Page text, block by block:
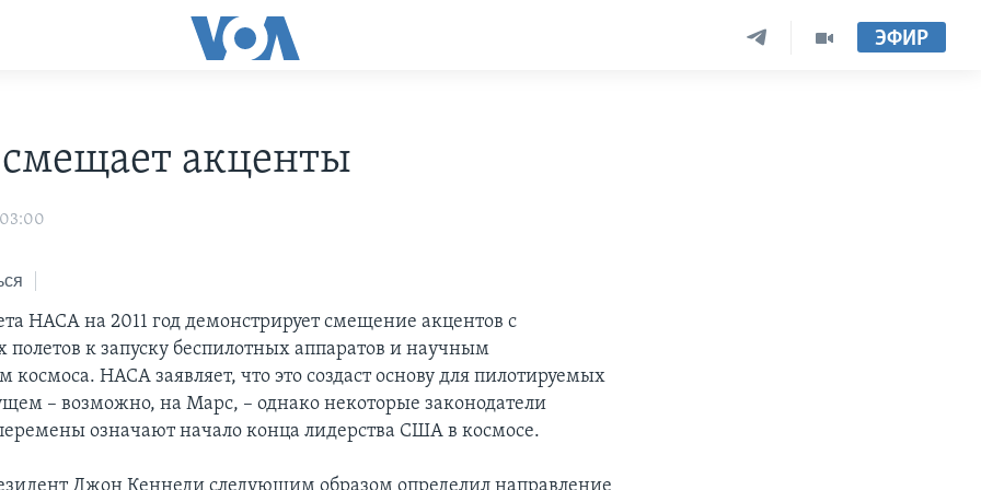
ЭФИР
акценты
НАСА на 2011 год демонстрирует смещение акцентов с
полетов к запуску беспилотных аппаратов и научным
космоса. НАСА заявляет, что это создаст основу для пилотируемых
– возможно, на Марс, – однако некоторые законодатели
означают начало конца лидерства США в космосе.